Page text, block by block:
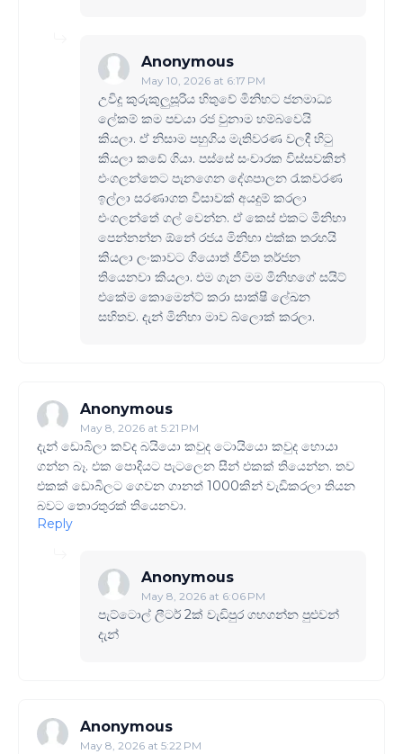
Anonymous
May 10, 2026 at 6:17 PM
උවිදූ කුරුකුලුසූරිය හිතුවේ මිනිහට ජනමාධ්‍ය
ලේකම් කම පචයා රජ වුනාම හම්බවෙයි
කියලා. ඒ නිසාම පහුගිය මැතිවරණ වලදී හිටු
කියලා කඩේ ගියා. පස්සේ සංචාරක විස්සවකින්
එංගලන්තෙට පැනගෙන දේශපාලන රැකවරණ
ඉල්ලා සරණාගත විසාවක් අයදුම් කරලා
එංගලන්තේ ගල් වෙන්න. ඒ කෙස් එකට මිනිහා
පෙන්නන්න ඕනේ රජය මිනිහා එක්ක තරහයි
කියලා ලංකාවට ගියොත් ජීවිත තර්ජන
තියෙනවා කියලා. එම ගැන මම මිනිහගේ සයිට්
එකේම කොමෙන්ට් කරා සාක්ෂි ලේඛන
සහිතව. දැන් මිනිහා මාව බ්ලොක් කරලා.
Anonymous
May 8, 2026 at 5:21 PM
දැන් ඩොබිලා කව්ද බයියො කවුද ටොයියො කවුද හොයා
ගන්න බෑ. එක පොදියට පැටලෙන සීන් එකක් තියෙන්න. තව
එකක් ඩොබිලට ගෙවන ගානත් 1000කින් වැඩිකරලා තියන
බවට තොරතුරක් තියෙනවා.
Reply
Anonymous
May 8, 2026 at 6:06 PM
පැට්ටොල් ලීටර් 2ක් වැඩිපුර ගහගන්න පුළුවන්
දැන්
Anonymous
May 8, 2026 at 5:22 PM